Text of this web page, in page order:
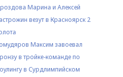
Марина и Алексей
везут в Красноярск 2
Максим завоевал
в тройке-команде по
в Сурдлимпийском